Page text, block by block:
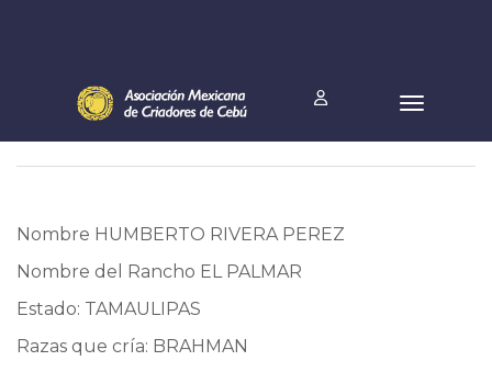
Nombre HUMBERTO RIVERA PEREZ
Nombre del Rancho EL PALMAR
Estado: TAMAULIPAS
Razas que cría: BRAHMAN